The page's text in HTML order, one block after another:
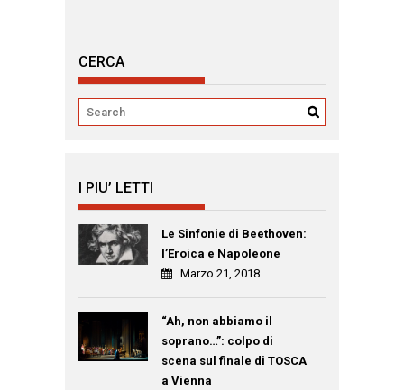
CERCA
I PIU’ LETTI
Le Sinfonie di Beethoven:
l’Eroica e Napoleone
Marzo 21, 2018
“Ah, non abbiamo il
soprano…”: colpo di
scena sul finale di TOSCA
a Vienna